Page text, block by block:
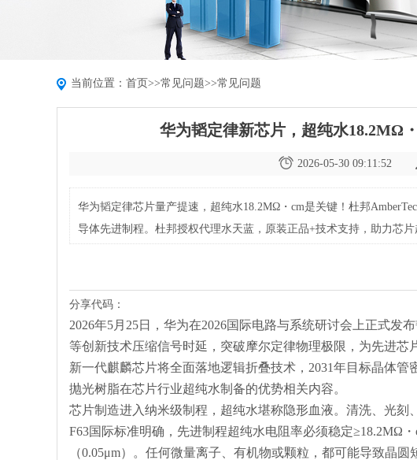
当前位置： 首页>>常见问题>>常见问题
华为韬定律新芯片，超纯水18.2MΩ
2026-05-30 09:11:52
华为韬定律芯片量产提速，超纯水18.2MΩ・cm是关键！杜邦
导体先进制程。杜邦授权代理水天蓝，原装正品+技术支持，助力芯片
分享代码：
2026年5月 25日，华为在2026国际电路与系统研讨会上正式发
等创新技术压缩信号时延，突破摩尔定律物理极限，为先进
新一代麒麟芯片将全面落地逻辑折叠技术， 2031年目标晶体管
抛光树脂在芯片行业超纯水制备的优势相关内容。
芯片制造进入纳米级制程，超纯水堪称隐形血液。清洗、光
F63国际标准明确，先进制程超纯水电阻率必须稳定≥18.2MΩ
（0.05μm）。任何微量离子、有机物或颗粒，都可能导致晶圆